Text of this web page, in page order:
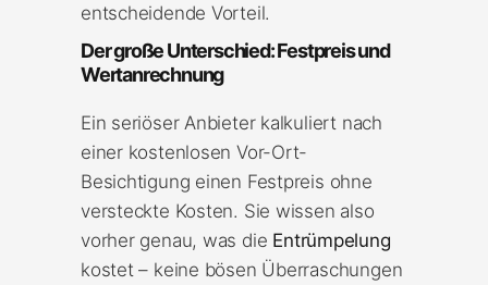
entscheidende Vorteil.
Der große Unterschied: Festpreis und
Wertanrechnung
Ein seriöser Anbieter kalkuliert nach
einer kostenlosen Vor-Ort-
Besichtigung einen Festpreis ohne
versteckte Kosten. Sie wissen also
vorher genau, was die Entrümpelung
kostet – keine bösen Überraschungen